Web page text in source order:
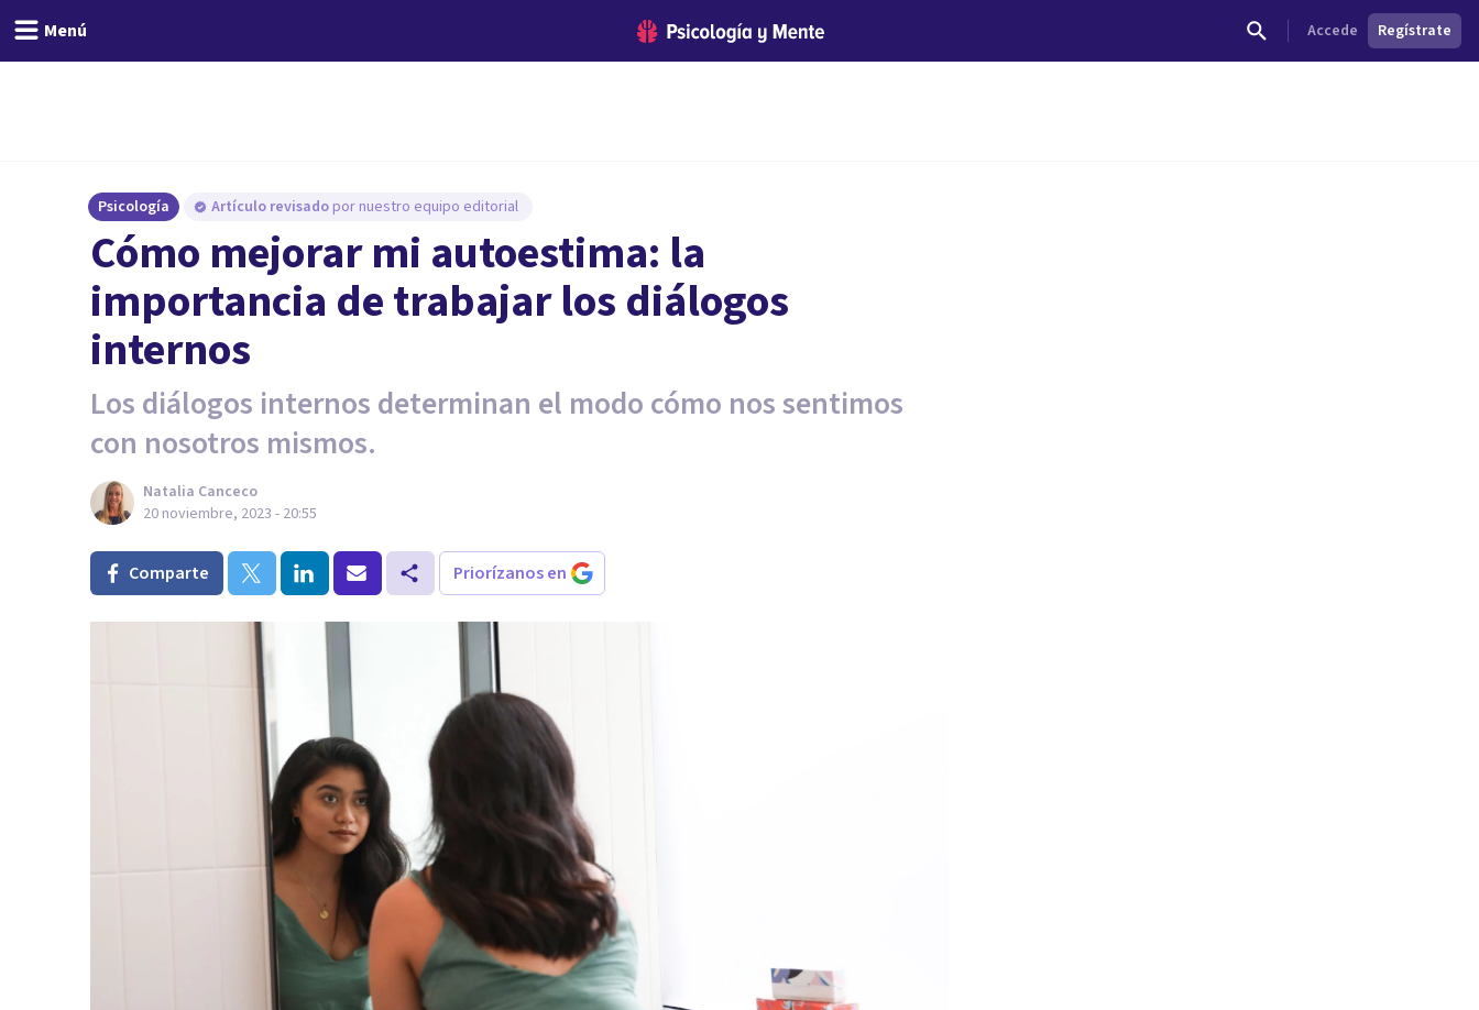
Menú Accede Regístrate
Psicología Artículo revisado por nuestro equipo editorial
Cómo mejorar mi autoestima: la
importancia de trabajar los diálogos
internos
Los diálogos internos determinan el modo cómo nos sentimos
con nosotros mismos.
Natalia Canceco
20 noviembre, 2023 - 20:55
Comparte Priorízanos en